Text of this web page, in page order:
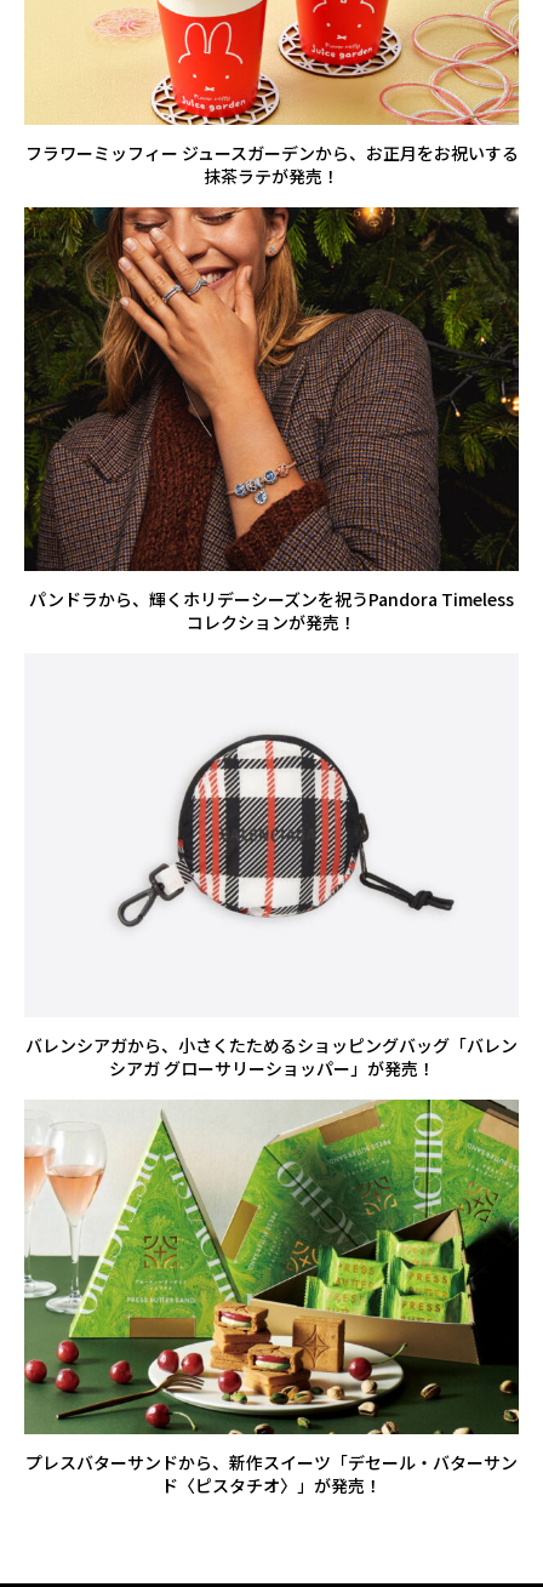
フラワーミッフィー ジュースガーデンから、お正月をお祝いする
抹茶ラテが発売！
パンドラから、輝くホリデーシーズンを祝うPandora Timeless
コレクションが発売！
バレンシアガから、小さくたためるショッピングバッグ「バレン
シアガ グローサリーショッパー」が発売！
プレスバターサンドから、新作スイーツ「デセール・バターサン
ド〈ピスタチオ〉」が発売！